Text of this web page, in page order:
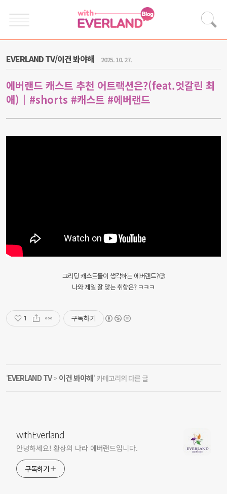
EVERLAND TV/이건 봐야해 2025. 10. 27.
에버랜드 캐스트 추천 어트랙션은?(feat.엇갈린 최
애)｜#shorts #캐스트 #에버랜드
그리팅 캐스트들이 생각하는 에버랜드?🧐
나와 제일 잘 맞는 취향은? ㅋㅋㅋ
1 구독하기
'EVERLAND TV> 이건 봐야해' 카테고리의 다른 글
withEverland
안녕하세요! 환상의 나라 에버랜드입니다.
구독하기